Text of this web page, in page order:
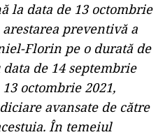
la data de 13 octombrie
preventivă a
Florin pe o durată de
de 14 septembrie
octombrie 2021,
avansate de către
În temeiul